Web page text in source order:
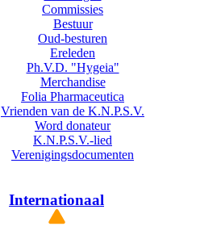
Commissies
Bestuur
Oud-besturen
Ereleden
Ph.V.D. "Hygeia"
Merchandise
Folia Pharmaceutica
Vrienden van de K.N.P.S.V.
Word donateur
K.N.P.S.V.-lied
Verenigingsdocumenten
Internationaal